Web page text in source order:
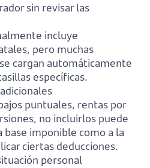
sin revisar las
incluye
pero muchas
cargan automáticamente
específicas.
puntuales, rentas por
no incluirlos puede
imponible como a la
ciertas deducciones.
personal